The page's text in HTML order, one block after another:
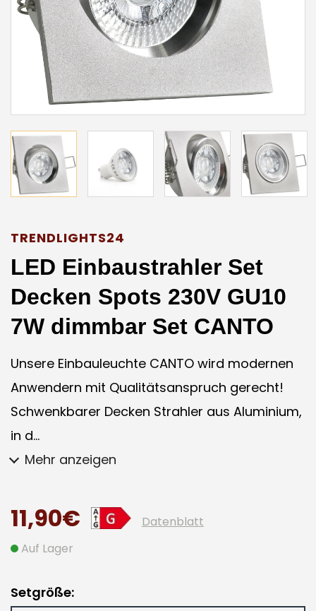
TRENDLIGHTS24
LED Einbaustrahler Set
Decken Spots 230V GU10
7W dimmbar Set CANTO
Unsere Einbauleuchte CANTO wird modernen
Anwendern mit Qualitätsanspruch gerecht!
Schwenkbarer Decken Strahler aus Aluminium,
in d...
Mehr anzeigen
11,90€
Datenblatt
Auf Lager
Setgröße